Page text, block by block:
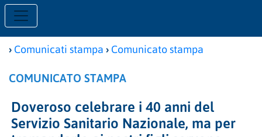
› Comunicati stampa › Comunicato stampa
COMUNICATO STAMPA
Doveroso celebrare i 40 anni del
Servizio Sanitario Nazionale, ma per